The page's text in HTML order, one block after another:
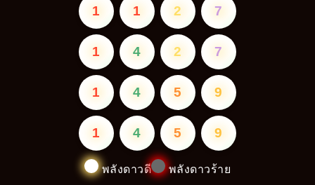
1 1 2 7
1 4 2 7
1 4 5 9
1 4 5 9
พลังดาวดี พลังดาวร้าย